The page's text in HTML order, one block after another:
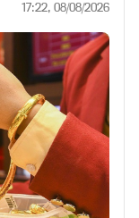
17:22, 08/08/2026